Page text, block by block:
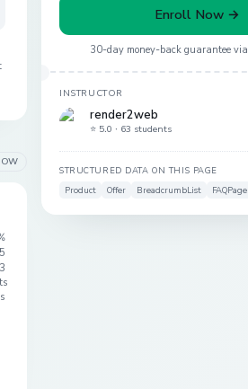
Enroll Now →
30-day money-back guarantee via
INSTRUCTOR
render2web
⭐ 5.0 · 63 students
STRUCTURED DATA ON THIS PAGE
Product
Offer BreadcrumbList FAQPage